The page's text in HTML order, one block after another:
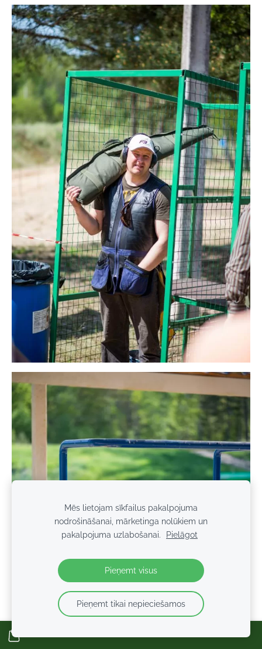
Mēs lietojam sīkfailus pakalpojuma
nodrošināšanai, mārketinga nolūkiem un
pakalpojuma uzlabošanai.
Pielāgot
Pieņemt visus
Pieņemt tikai nepieciešamos